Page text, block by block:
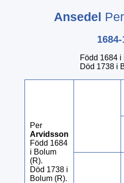
Ansedel Per
Född 1684 i
Död 1738 i
Per
Arvidsson
Född 1684
i Bolum
(R).
Död 1738 i
Bolum (R).